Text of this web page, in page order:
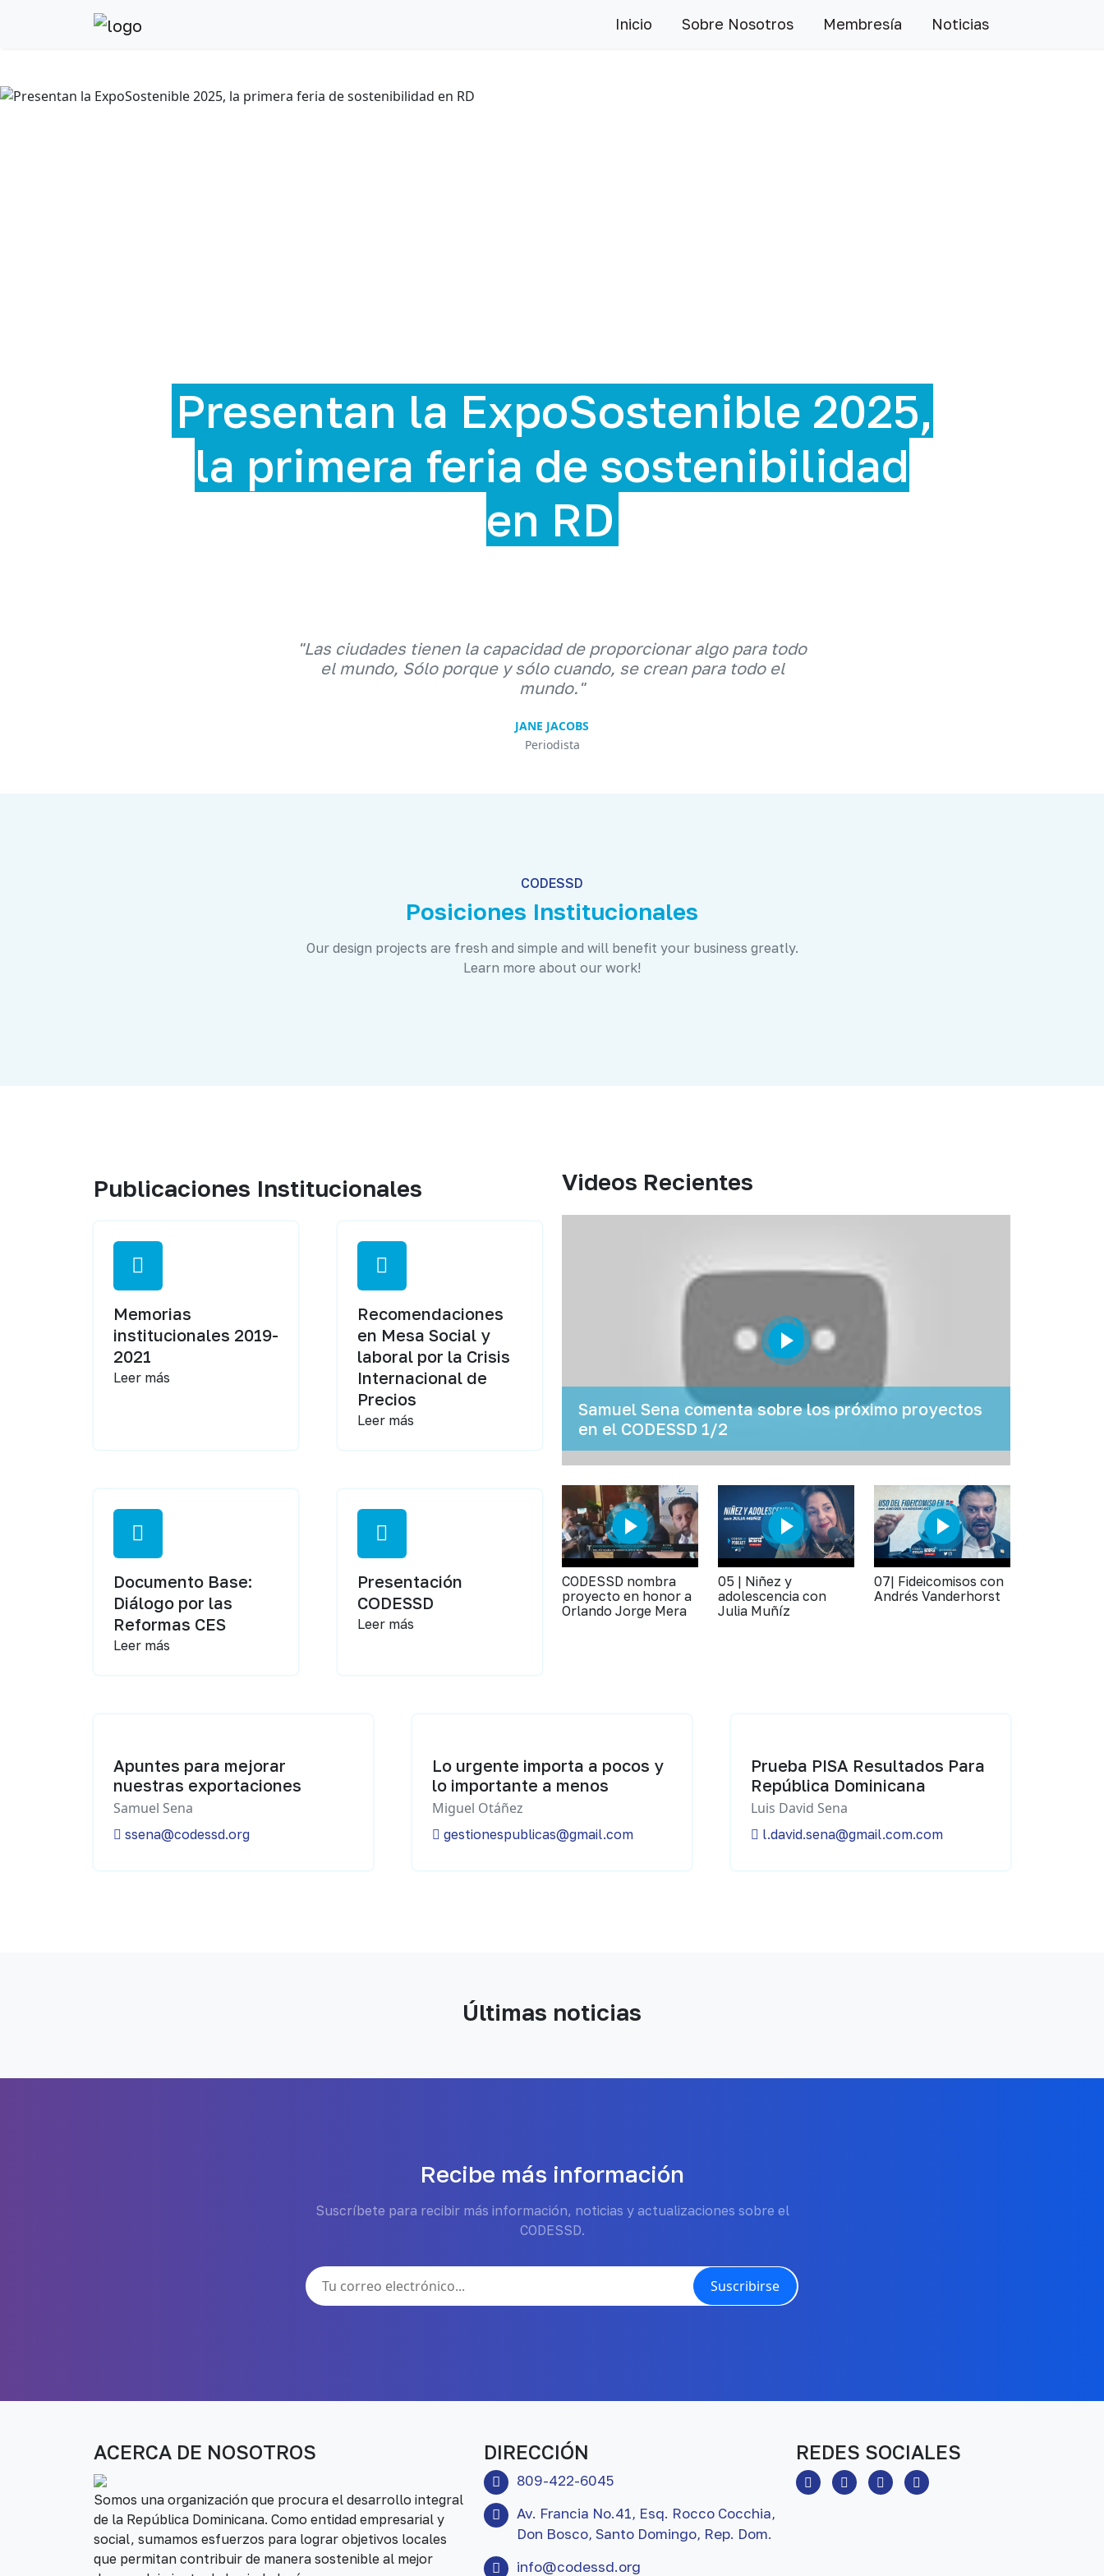
Inicio Sobre Nosotros Membresía Noticias
Presentan la ExpoSostenible 2025,
la primera feria de sostenibilidad
en RD
"Las ciudades tienen la capacidad de proporcionar algo para todo
el mundo, Sólo porque y sólo cuando, se crean para todo el
mundo."
JANE JACOBS
Periodista
CODESSD
Posiciones Institucionales
Our design projects are fresh and simple and will benefit your business greatly.
Learn more about our work!
Publicaciones Institucionales
Memorias
institucionales 2019-
2021
Leer más
Recomendaciones
en Mesa Social y
laboral por la Crisis
Internacional de
Precios
Leer más
Documento Base:
Diálogo por las
Reformas CES
Leer más
Presentación
CODESSD
Leer más
Videos Recientes
Samuel Sena comenta sobre los próximo proyectos
en el CODESSD 1/2
CODESSD nombra
proyecto en honor a
Orlando Jorge Mera
05 | Niñez y
adolescencia con
Julia Muñíz
07| Fideicomisos con
Andrés Vanderhorst
Apuntes para mejorar
nuestras exportaciones
Samuel Sena
ssena@codessd.org
Lo urgente importa a pocos y
lo importante a menos
Miguel Otáñez
gestionespublicas@gmail.com
Prueba PISA Resultados Para
República Dominicana
Luis David Sena
l.david.sena@gmail.com.com
Últimas noticias
Recibe más información
Suscríbete para recibir más información, noticias y actualizaciones sobre el
CODESSD.
Suscribirse
ACERCA DE NOSOTROS
Somos una organización que procura el desarrollo integral
de la República Dominicana. Como entidad empresarial y
social, sumamos esfuerzos para lograr objetivos locales
que permitan contribuir de manera sostenible al mejor
DIRECCIÓN
809-422-6045
Av. Francia No.41, Esq. Rocco Cocchia,
Don Bosco, Santo Domingo, Rep. Dom.
info@codessd.org
REDES SOCIALES